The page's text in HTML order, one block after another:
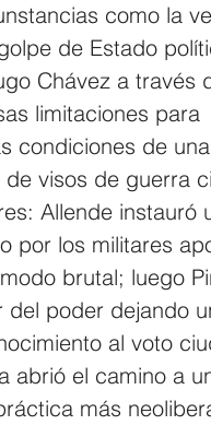
como la
de Estado
Chávez a través
limitaciones para
condiciones de
visos de guerra
Allende instauró
por los militares
brutal; luego
del poder dejando
al voto
abrió el camino a
más